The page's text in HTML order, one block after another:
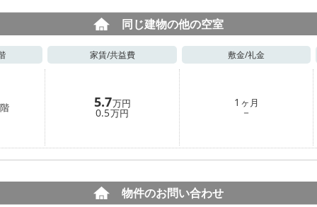
同じ建物の他の空室
家賃/共益費 敷金/礼金
階 5.7万円
0.5万円
1 ヶ月
－
物件のお問い合わせ